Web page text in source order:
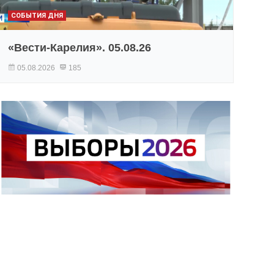
СОБЫТИЯ ДНЯ
«Вести-Карелия». 05.08.26
05.08.2026 185